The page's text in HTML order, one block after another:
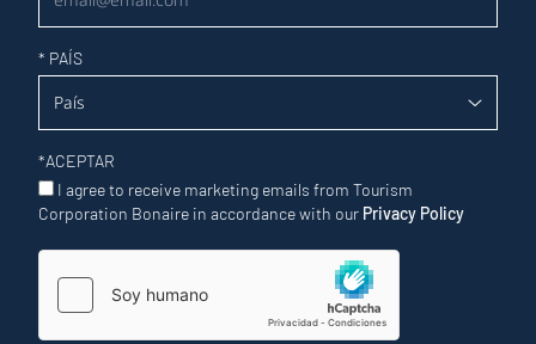
* PAÍS
*ACEPTAR
I agree to receive marketing emails from Tourism
Corporation Bonaire in accordance with our Privacy Policy